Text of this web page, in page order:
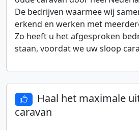
De bedrijven waarmee wij
erkend en werken met
Zo heeft u het afgesproken
staan, voordat we uw sloop
Haal het maximale
caravan